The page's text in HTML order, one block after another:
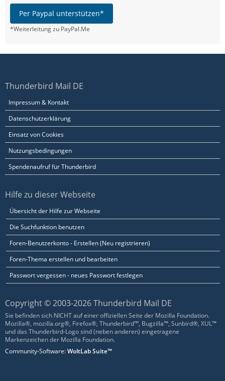
Per Paypal unterstützen*
*Weiterleitung zu PayPal.Me
Thunderbird Mail DE
Impressum & Kontakt
Datenschutzerklärung
Einsatz von Cookies
Nutzungsbedingungen
Spendenaufruf für Thunderbird
Hilfe zu dieser Webseite
Übersicht der Hilfe zur Webseite
Die Suchfunktion benutzen
Foren-Benutzerkonto - Erstellen (Neu registrieren)
Foren-Thema erstellen und bearbeiten
Passwort vergessen - neues Passwort festlegen
Copyright © 2003-2026 Thunderbird Mail DE
Sie befinden sich NICHT auf einer offiziellen Seite der Mozilla Foundation.
Mozilla®, mozilla.org®, Firefox®, Thunderbird™, Bugzilla™, Sunbird®, XUL™
und das Thunderbird-Logo sind (neben anderen) eingetragene
Markenzeichen der Mozilla Foundation.
Community-Software:WoltLab Suite™